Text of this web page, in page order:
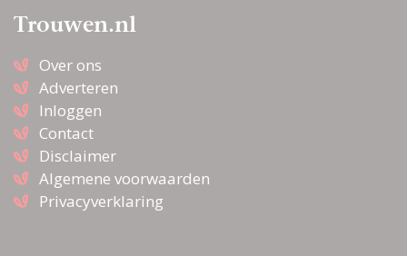
Trouwen.nl
Over ons
Adverteren
Inloggen
Contact
Disclaimer
Algemene voorwaarden
Privacyverklaring